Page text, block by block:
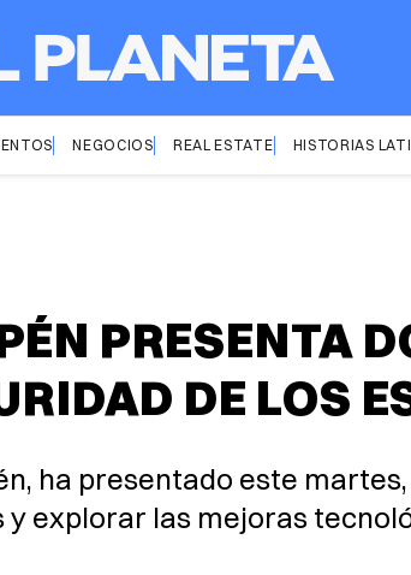
NEGOCIOS REAL ESTATE HISTORIAS
PRESENTA
DE LOS
ha presentado este
explorar las mejoras